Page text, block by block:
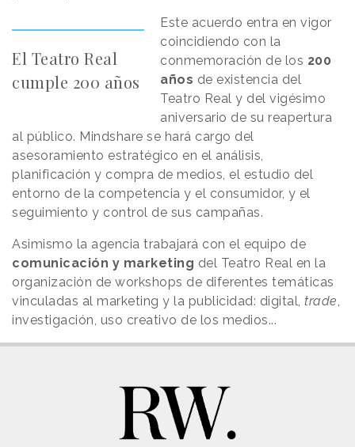
El Teatro Real
cumple 200 años
Este acuerdo entra en vigor
coincidiendo con la
conmemoración de los 200
años de existencia del
Teatro Real y del vigésimo
aniversario de su reapertura
al público. Mindshare se hará cargo del
asesoramiento estratégico en el análisis,
planificación y compra de medios, el estudio del
entorno de la competencia y el consumidor, y el
seguimiento y control de sus campañas.
Asimismo la agencia trabajará con el equipo de
comunicación y marketing del Teatro Real en la
organización de workshops de diferentes temáticas
vinculadas al marketing y la publicidad: digital, trade,
investigación, uso creativo de los medios...